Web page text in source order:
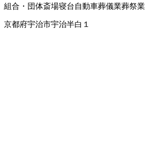
組合・団体斎場寝台自動車葬儀業葬祭業
京都府宇治市宇治半白１